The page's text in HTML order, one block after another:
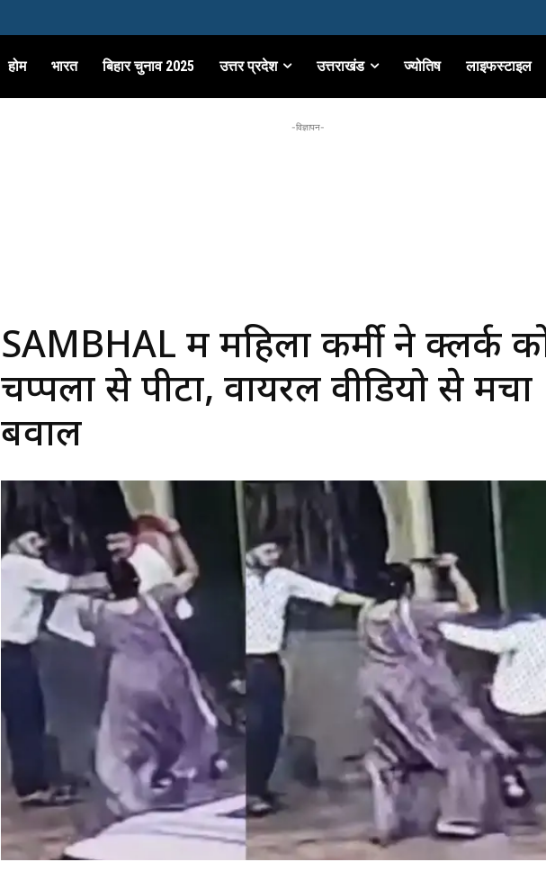
होम भारत बिहार चुनाव 2025 उत्तर प्रदेश उत्तराखंड ज्योतिष लाइफस्टाइल
-विज्ञापन-
SAMBHAL में महिला कर्मी ने क्लर्क
चप्पलों से पीटा, वायरल वीडियो से मचा
बवाल